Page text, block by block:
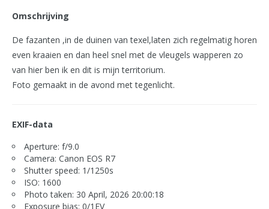
Omschrijving
De fazanten ,in de duinen van texel,laten zich regelmatig horen
even kraaien en dan heel snel met de vleugels wapperen zo
van hier ben ik en dit is mijn territorium.
Foto gemaakt in de avond met tegenlicht.
EXIF-data
Aperture: f/9.0
Camera: Canon EOS R7
Shutter speed: 1/1250s
ISO: 1600
Photo taken: 30 April, 2026 20:00:18
Exposure bias: 0/1EV